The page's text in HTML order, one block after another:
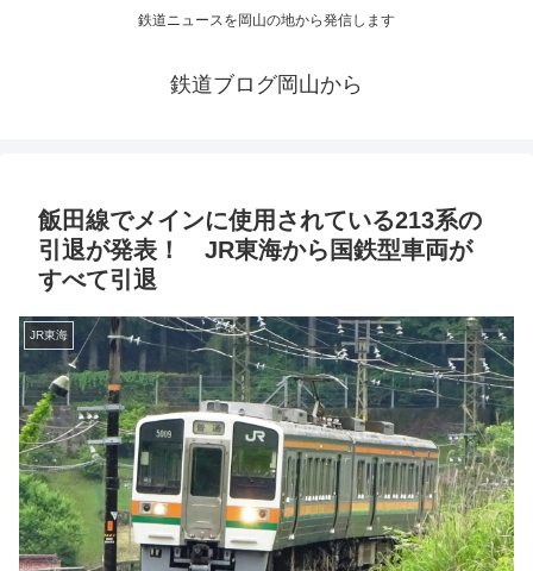
鉄道ニュースを岡山の地から発信します
鉄道ブログ岡山から
飯田線でメインに使用されている213系の
引退が発表！ JR東海から国鉄型車両が
すべて引退
JR東海